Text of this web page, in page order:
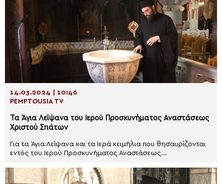
14.03.2024 | 10:46
PEMPTOUSIA TV
Τα Άγια Λείψανα του Ιερού Προσκυνήματος Αναστάσεως
Χριστού Σπάτων
Για τα Άγια Λείψανα και τα Ιερά κειμήλια που θησαυρίζονται
εντός του Ιερού Προσκυνήματος Αναστάσεως...